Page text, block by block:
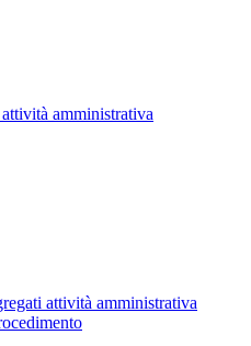
amministrativa
attività amministrativa